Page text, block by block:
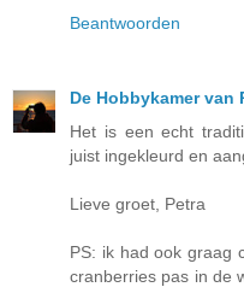
Beantwoorden
De Hobbykamer van
Het is een echt
juist ingekleurd en
Lieve groet, Petra
PS: ik had ook graag
cranberries pas in de